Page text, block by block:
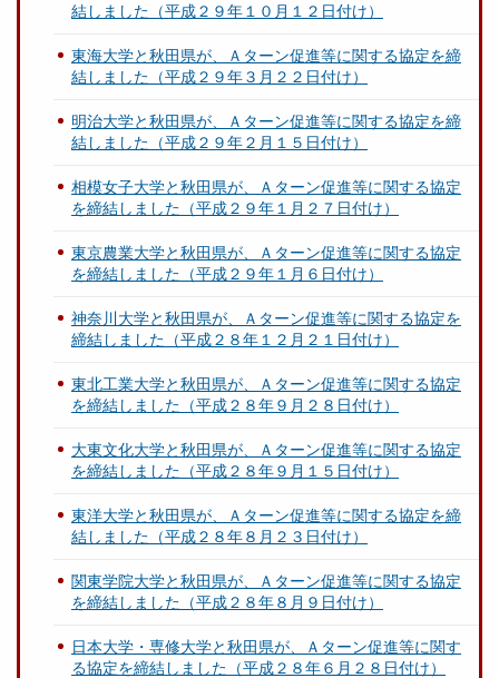
結しました（平成２９年１０月１２日付け）
東海大学と秋田県が、Ａターン促進等に関する協定を締
結しました（平成２９年３月２２日付け）
明治大学と秋田県が、Ａターン促進等に関する協定を締
結しました（平成２９年２月１５日付け）
相模女子大学と秋田県が、Ａターン促進等に関する協定
を締結しました（平成２９年１月２７日付け）
東京農業大学と秋田県が、Ａターン促進等に関する協定
を締結しました（平成２９年１月６日付け）
神奈川大学と秋田県が、Ａターン促進等に関する協定を
締結しました（平成２８年１２月２１日付け）
東北工業大学と秋田県が、Ａターン促進等に関する協定
を締結しました（平成２８年９月２８日付け）
大東文化大学と秋田県が、Ａターン促進等に関する協定
を締結しました（平成２８年９月１５日付け）
東洋大学と秋田県が、Ａターン促進等に関する協定を締
結しました（平成２８年８月２３日付け）
関東学院大学と秋田県が、Ａターン促進等に関する協定
を締結しました（平成２８年８月９日付け）
日本大学・専修大学と秋田県が、Ａターン促進等に関す
る協定を締結しました（平成２８年６月２８日付け）